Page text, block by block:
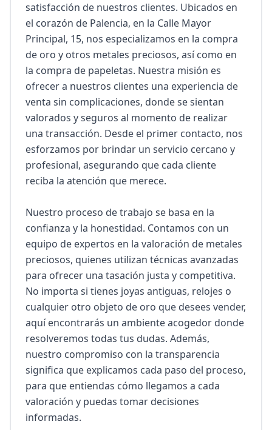
satisfacción de nuestros clientes. Ubicados en
el corazón de Palencia, en la Calle Mayor
Principal, 15, nos especializamos en la compra
de oro y otros metales preciosos, así como en
la compra de papeletas. Nuestra misión es
ofrecer a nuestros clientes una experiencia de
venta sin complicaciones, donde se sientan
valorados y seguros al momento de realizar
una transacción. Desde el primer contacto, nos
esforzamos por brindar un servicio cercano y
profesional, asegurando que cada cliente
reciba la atención que merece.
Nuestro proceso de trabajo se basa en la
confianza y la honestidad. Contamos con un
equipo de expertos en la valoración de metales
preciosos, quienes utilizan técnicas avanzadas
para ofrecer una tasación justa y competitiva.
No importa si tienes joyas antiguas, relojes o
cualquier otro objeto de oro que desees vender,
aquí encontrarás un ambiente acogedor donde
resolveremos todas tus dudas. Además,
nuestro compromiso con la transparencia
significa que explicamos cada paso del proceso,
para que entiendas cómo llegamos a cada
valoración y puedas tomar decisiones
informadas.